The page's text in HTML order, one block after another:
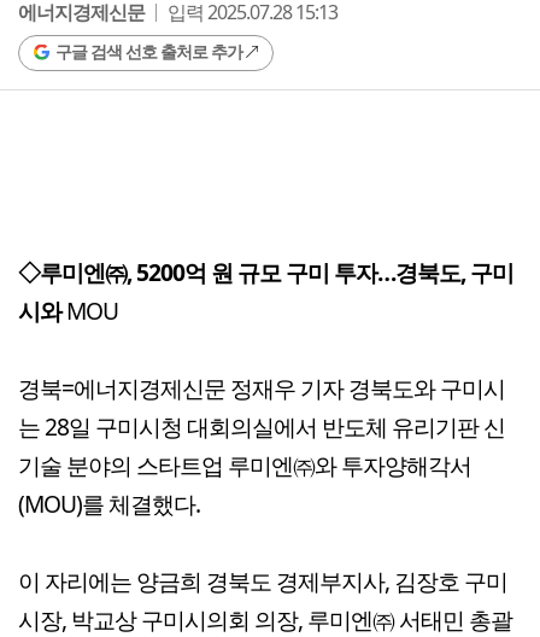
에너지경제신문
입력 2025.07.28 15:13
구글 검색 선호 출처로 추가
◇루미엔㈜, 5200억 원 규모 구미 투자…경북도, 구미
시와MOU
경북=에너지경제신문 정재우 기자 경북도와 구미시
는 28일 구미시청 대회의실에서 반도체 유리기판 신
기술 분야의 스타트업 루미엔㈜와 투자양해각서
(MOU)를 체결했다.
이 자리에는 양금희 경북도 경제부지사, 김장호 구미
시장, 박교상 구미시의회 의장, 루미엔㈜ 서태민 총괄